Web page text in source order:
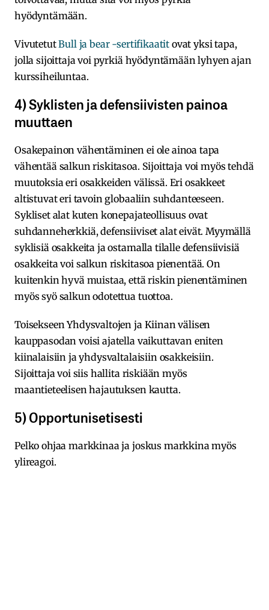
hyödyntämään.
VivutetutBull ja bear -sertifikaatit ovat yksi tapa,
jolla sijoittaja voi pyrkiä hyödyntämään lyhyen ajan
kurssiheiluntaa.
4) Syklisten ja defensiivisten painoa
muuttaen
Osakepainon vähentäminen ei ole ainoa tapa
vähentää salkun riskitasoa. Sijoittaja voi myös tehdä
muutoksia eri osakkeiden välissä. Eri osakkeet
altistuvat eri tavoin globaaliin suhdanteeseen.
Sykliset alat kuten konepajateollisuus ovat
suhdanneherkkiä, defensiiviset alat eivät. Myymällä
syklisiä osakkeita ja ostamalla tilalle defensiivisiä
osakkeita voi salkun riskitasoa pienentää. On
kuitenkin hyvä muistaa, että riskin pienentäminen
myös syö salkun odotettua tuottoa.
Toisekseen Yhdysvaltojen ja Kiinan välisen
kauppasodan voisi ajatella vaikuttavan eniten
kiinalaisiin ja yhdysvaltalaisiin osakkeisiin.
Sijoittaja voi siis hallita riskiään myös
maantieteelisen hajautuksen kautta.
5) Opportunisetisesti
Pelko ohjaa markkinaa ja joskus markkina myös
ylireagoi.